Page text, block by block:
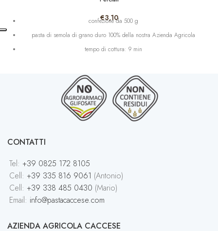
€3,10
confezione da 500 g
pasta di semola di grano duro 100% della nostra Azienda Agricola
tempo di cottura: 9 min
no residui chimici
CONTATTI
Tel: +39 0825 172 8105
Cell: +39 335 816 9061 (Antonio)
Cell: +39 338 485 0430 (Mario)
Email: info@pastacaccese.com
AZIENDA AGRICOLA CACCESE